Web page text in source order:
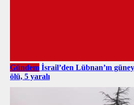
Gündem İsrail’den Lübnan’ın
ölü, 5 yaralı